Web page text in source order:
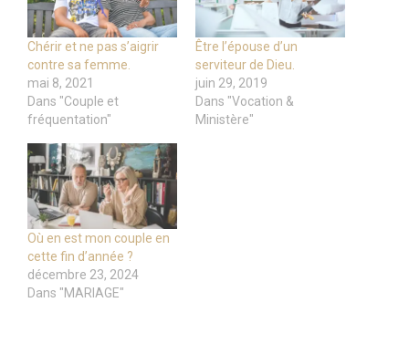
Chérir et ne pas s’aigrir
contre sa femme.
mai 8, 2021
Dans "Couple et
fréquentation"
Être l’épouse d’un
serviteur de Dieu.
juin 29, 2019
Dans "Vocation &
Ministère"
Où en est mon couple en
cette fin d’année ?
décembre 23, 2024
Dans "MARIAGE"